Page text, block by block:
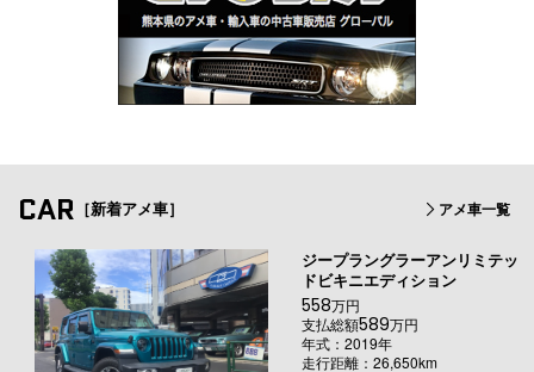
CAR ［新着アメ車］ アメ車一覧
ジープラングラーアンリミテッ
ドビキニエディション
558万円
支払総額589万円
年式：2019年
走行距離：26,650km